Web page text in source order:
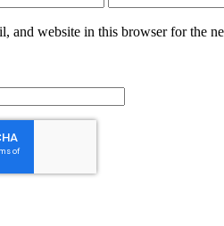
and website in this browser for the